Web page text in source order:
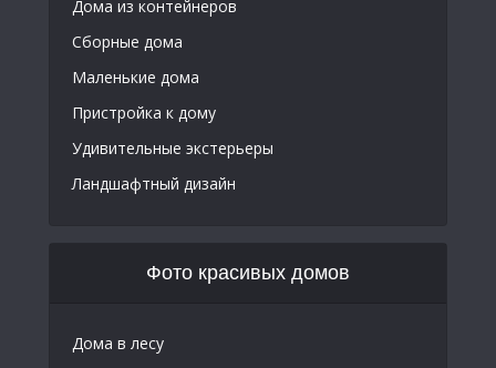
Дома из контейнеров
Сборные дома
Маленькие дома
Пристройка к дому
Удивительные экстерьеры
Ландшафтный дизайн
Фото красивых домов
Дома в лесу